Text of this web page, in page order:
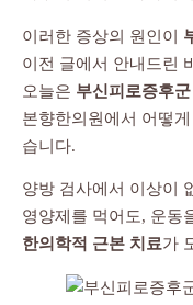
이러한 증상의 원인이
이전 글에서 안내드린
오늘은 부신피로증후군
본향한의원에서 어떻
습니다.
양방 검사에서 이상이
영양제를 먹어도, 운동
한의학적 근본 치료가